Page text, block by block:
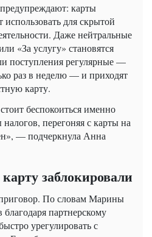
карты
для скрытой
Даже нейтральные
«За услугу» становятся
поступления регулярные —
раз в неделю — и приходят
карту.
беспокоиться именно
перегоняя с карты на
— подчеркнула Анна
заблокировали
По словам Марины
партнерскому
урегулировать с